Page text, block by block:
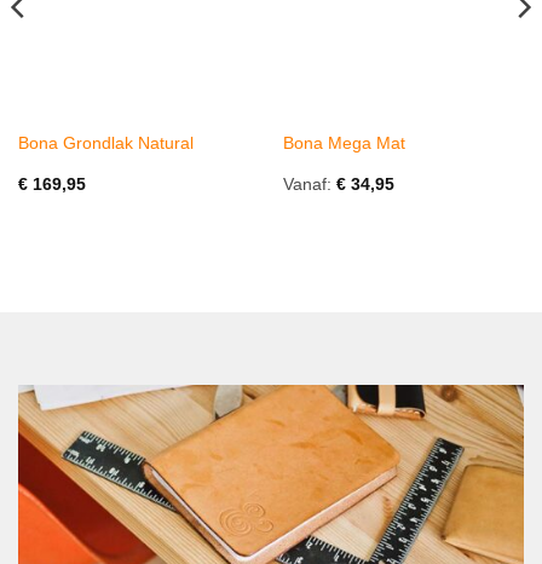
Bona Grondlak Natural
€169,95
Bona Mega Mat
Vanaf: €34,95